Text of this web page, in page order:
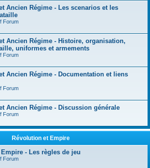
Ancien Régime - Les scenarios et les
Forum
Ancien Régime - Histoire, organisation,
uniformes et armements
Forum
Ancien Régime - Documentation et liens
Forum
Ancien Régime - Discussion générale
Forum
Révolution et Empire
- Les règles de jeu
Forum